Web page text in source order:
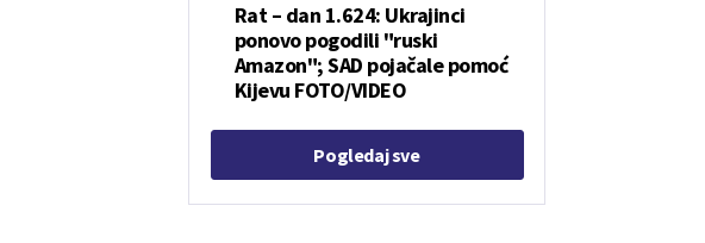
Rat – dan 1.624: Ukrajinci
ponovo pogodili "ruski
Amazon"; SAD pojačale pomoć
Kijevu FOTO/VIDEO
Pogledaj sve